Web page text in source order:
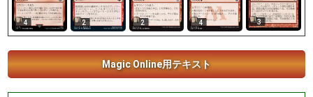
4 2 2 4 3
Magic Online用テキスト